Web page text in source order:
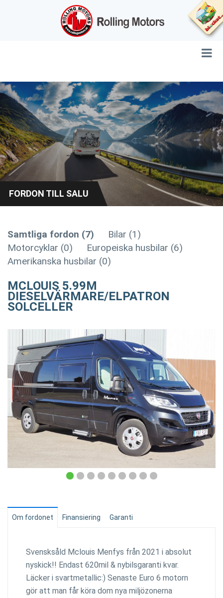
FORDON TILL SALU
Samtliga fordon (7)
Bilar (1)
Motorcyklar (0)
Europeiska husbilar (6)
Amerikanska husbilar (0)
MCLOUIS 5.99M
DIESELVÄRMARE/ELPATRON
SOLCELLER
Om fordonet Finansiering Garanti
Svensksåld Mclouis Menfys från 2021 i absolut
nyskick!! Endast 620mil & nybilsgaranti kvar.
Läcker i svartmetallic:) Senaste Euro 6 motorn
gör att man får köra dom nya miljözonerna